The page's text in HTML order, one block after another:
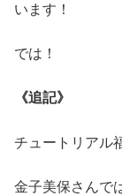
います！
では！
《追記》
チュートリアル
金子美保さんで